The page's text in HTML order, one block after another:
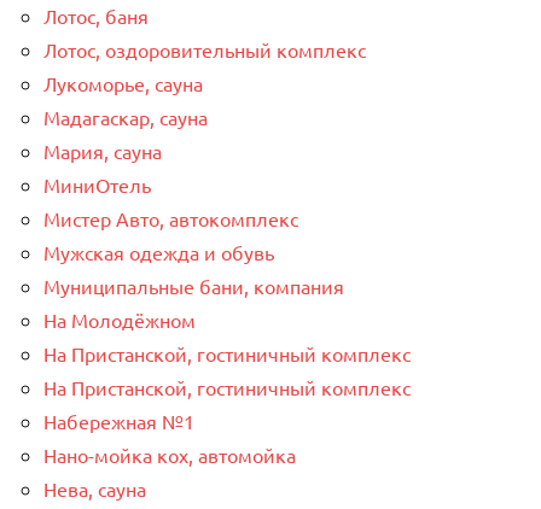
Лотос, баня
Лотос, оздоровительный комплекс
Лукоморье, сауна
Мадагаскар, сауна
Мария, сауна
МиниОтель
Мистер Авто, автокомплекс
Мужская одежда и обувь
Муниципальные бани, компания
На Молодёжном
На Пристанской, гостиничный комплекс
На Пристанской, гостиничный комплекс
Набережная №1
Нано-мойка кох, автомойка
Нева, сауна